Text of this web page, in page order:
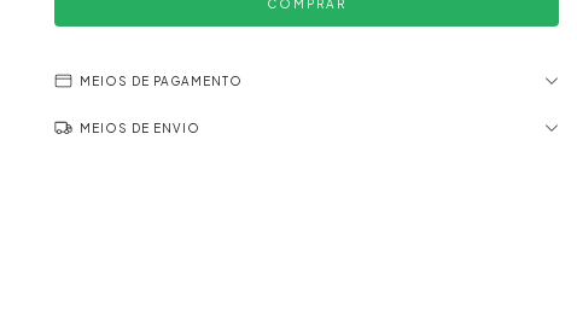
MEIOS DE PAGAMENTO
MEIOS DE ENVIO